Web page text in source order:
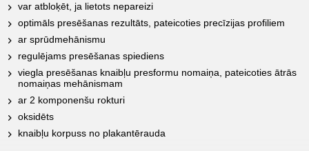
var atbloķēt, ja lietots nepareizi
optimāls presēšanas rezultāts, pateicoties precīzijas profiliem
ar sprūdmehānismu
regulējams presēšanas spiediens
viegla presēšanas knaibļu presformu nomaiņa, pateicoties ātrās
nomaiņas mehānismam
ar 2 komponenšu rokturi
oksidēts
knaibļu korpuss no plakantērauda